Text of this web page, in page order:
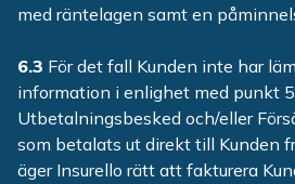
med räntelagen samt en
6.3 För det fall Kunden inte har
information i enlighet med punkt
Utbetalningsbesked och/eller
som betalats ut direkt till Kunden
äger Insurello rätt att fakturera